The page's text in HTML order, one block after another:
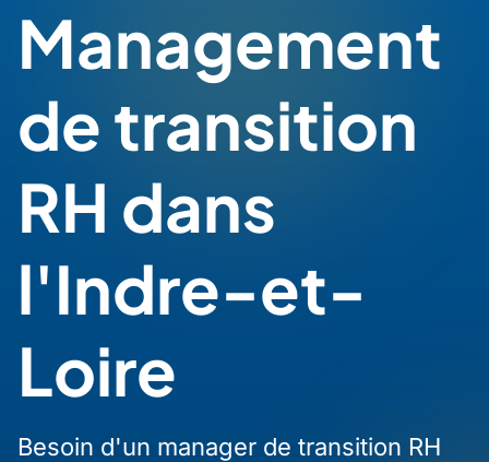
Management
de transition
RH dans
l'Indre-et-
Loire
Besoin d'un manager de transition RH